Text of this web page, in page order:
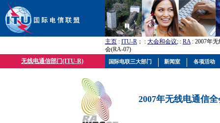
主页 : ITU-R ； : 大会和会议; : RA: 2007年
会(RA-07)
无线电通信部门(ITU-R)
2007年无线电通信
国际电联三大部门 新闻室 各项活动